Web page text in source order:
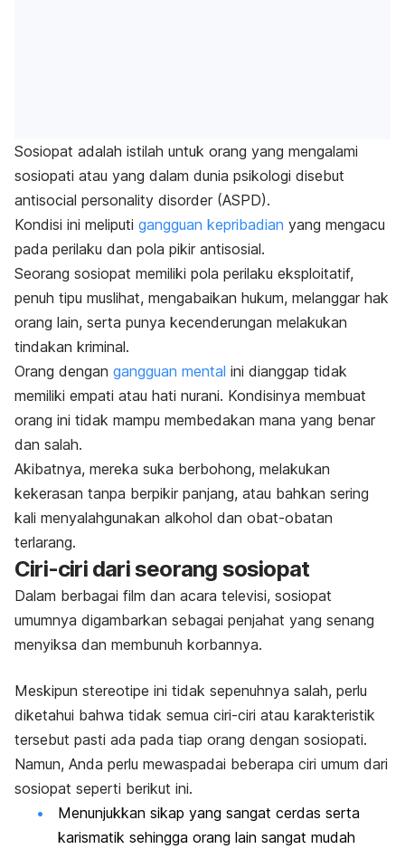
Sosiopat adalah istilah untuk orang yang mengalami
sosiopati atau yang dalam dunia psikologi disebut
antisocial personality disorder (ASPD).
Kondisi ini meliputi gangguan kepribadian yang mengacu
pada perilaku dan pola pikir antisosial.
Seorang sosiopat memiliki pola perilaku eksploitatif,
penuh tipu muslihat, mengabaikan hukum, melanggar hak
orang lain, serta punya kecenderungan melakukan
tindakan kriminal.
Orang dengan gangguan mental ini dianggap tidak
memiliki empati atau hati nurani. Kondisinya membuat
orang ini tidak mampu membedakan mana yang benar
dan salah.
Akibatnya, mereka suka berbohong, melakukan
kekerasan tanpa berpikir panjang, atau bahkan sering
kali menyalahgunakan alkohol dan obat-obatan
terlarang.
Ciri-ciri dari seorang sosiopat
Dalam berbagai film dan acara televisi, sosiopat
umumnya digambarkan sebagai penjahat yang senang
menyiksa dan membunuh korbannya.
Meskipun stereotipe ini tidak sepenuhnya salah, perlu
diketahui bahwa tidak semua ciri-ciri atau karakteristik
tersebut pasti ada pada tiap orang dengan sosiopati.
Namun, Anda perlu mewaspadai beberapa ciri umum dari
sosiopat seperti berikut ini.
Menunjukkan sikap yang sangat cerdas serta
karismatik sehingga orang lain sangat mudah